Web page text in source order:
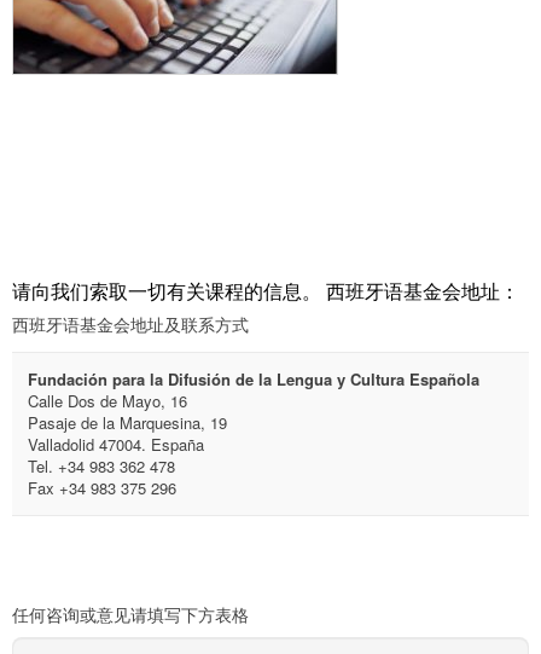
请向我们索取一切有关课程的信息。 西班牙语基金会地址：
西班牙语基金会地址及联系方式
Fundación para la Difusión de la Lengua y Cultura Española
Calle Dos de Mayo, 16
Pasaje de la Marquesina, 19
Valladolid 47004. España
Tel. +34 983 362 478
Fax +34 983 375 296
任何咨询或意见请填写下方表格